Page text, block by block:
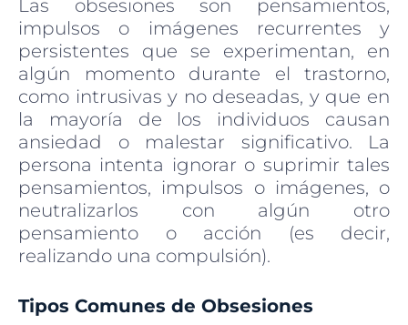
Las obsesiones son pensamientos,
impulsos o imágenes recurrentes y
persistentes que se experimentan, en
algún momento durante el trastorno,
como intrusivas y no deseadas, y que en
la mayoría de los individuos causan
ansiedad o malestar significativo. La
persona intenta ignorar o suprimir tales
pensamientos, impulsos o imágenes, o
neutralizarlos con algún otro
pensamiento o acción (es decir,
realizando una compulsión).
Tipos Comunes de Obsesiones